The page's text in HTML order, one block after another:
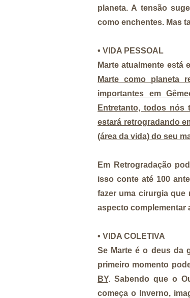
planeta. A tensão
como enchentes. Mas
• VIDA PESSOAL
Marte atualmente está
Marte como planeta
importantes em
Entretanto, todos nós
estará retrogradando
(área da vida) do seu
Em Retrogradação
isso conte até 100
fazer uma cirurgia que
aspecto complementar
• VIDA COLETIVA
Se Marte é o deus da
primeiro momento
BY. Sabendo que o
começa o Inverno,